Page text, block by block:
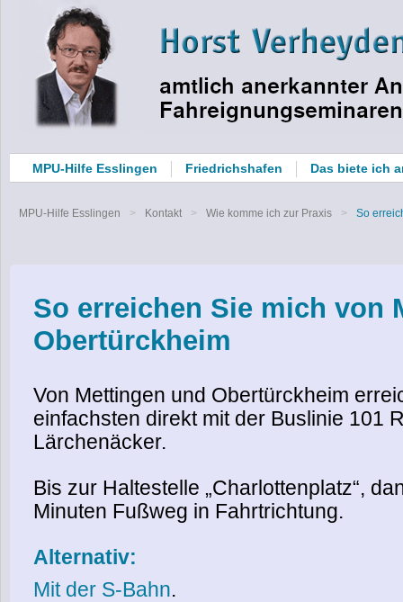
MPU-Hilfe Esslingen Friedrichshafen Das biete ich
MPU-Hilfe Esslingen Kontakt Wie komme ich zur Praxis So
So erreichen Sie mich von
Obertürckheim
Von Mettingen und Obertürckheim
einfachsten direkt mit der Buslinie 101
Lärchenäcker.
Bis zur Haltestelle „Charlottenplatz“,
Minuten Fußweg in Fahrtrichtung.
Alternativ:
Mit der S-Bahn.